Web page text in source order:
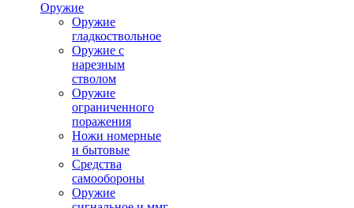
Оружие
Оружие
гладкоствольное
Оружие с
нарезным
стволом
Оружие
ограниченного
поражения
Ножи номерные
и бытовые
Средства
самообороны
Оружие